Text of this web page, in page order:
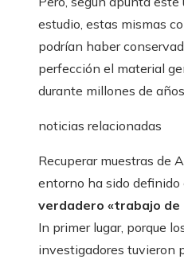
estudio, estas mismas
podrían haber
perfección el material
durante millones de
noticias relacionadas
Recuperar muestras de
entorno ha sido definido
verdadero «trabajo
In primer lugar, porque
investigadores tuvieron